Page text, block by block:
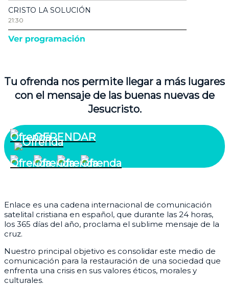
Tu ofrenda nos permite llegar a más lugares
con el mensaje de las buenas nuevas de
Jesucristo.
OFRENDAR
Enlace es una cadena internacional de comunicación
satelital cristiana en español, que durante las 24 horas,
los 365 días del año, proclama el sublime mensaje de la
cruz.
Nuestro principal objetivo es consolidar este medio de
comunicación para la restauración de una sociedad que
enfrenta una crisis en sus valores éticos, morales y
culturales.